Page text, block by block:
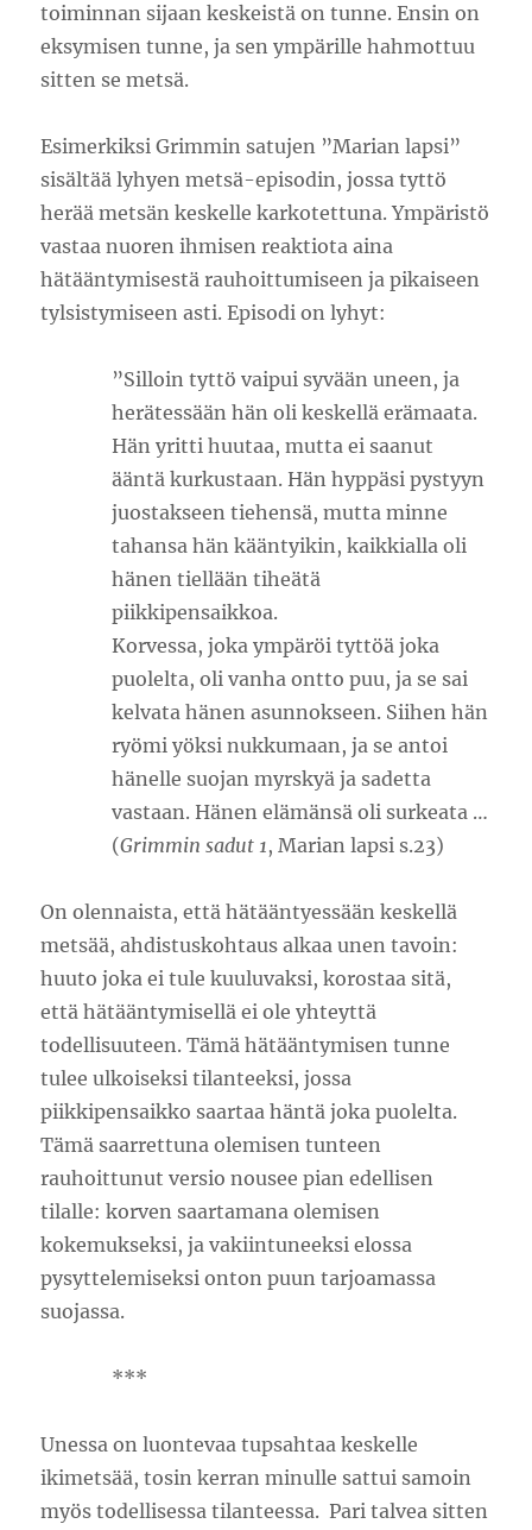
toiminnan sijaan keskeistä on tunne. Ensin on
eksymisen tunne, ja sen ympärille hahmottuu
sitten se metsä.
Esimerkiksi Grimmin satujen ”Marian lapsi”
sisältää lyhyen metsä-episodin, jossa tyttö
herää metsän keskelle karkotettuna. Ympäristö
vastaa nuoren ihmisen reaktiota aina
hätääntymisestä rauhoittumiseen ja pikaiseen
tylsistymiseen asti. Episodi on lyhyt:
”Silloin tyttö vaipui syvään uneen, ja
herätessään hän oli keskellä erämaata.
Hän yritti huutaa, mutta ei saanut
ääntä kurkustaan. Hän hyppäsi pystyyn
juostakseen tiehensä, mutta minne
tahansa hän kääntyikin, kaikkialla oli
hänen tiellään tiheätä
piikkipensaikkoa.
Korvessa, joka ympäröi tyttöä joka
puolelta, oli vanha ontto puu, ja se sai
kelvata hänen asunnokseen. Siihen hän
ryömi yöksi nukkumaan, ja se antoi
hänelle suojan myrskyä ja sadetta
vastaan. Hänen elämänsä oli surkeata …
(Grimmin sadut 1, Marian lapsi s.23)
On olennaista, että hätääntyessään keskellä
metsää, ahdistuskohtaus alkaa unen tavoin:
huuto joka ei tule kuuluvaksi, korostaa sitä,
että hätääntymisellä ei ole yhteyttä
todellisuuteen. Tämä hätääntymisen tunne
tulee ulkoiseksi tilanteeksi, jossa
piikkipensaikko saartaa häntä joka puolelta.
Tämä saarrettuna olemisen tunteen
rauhoittunut versio nousee pian edellisen
tilalle: korven saartamana olemisen
kokemukseksi, ja vakiintuneeksi elossa
pysyttelemiseksi onton puun tarjoamassa
suojassa.
***
Unessa on luontevaa tupsahtaa keskelle
ikimetsää, tosin kerran minulle sattui samoin
myös todellisessa tilanteessa. Pari talvea sitten